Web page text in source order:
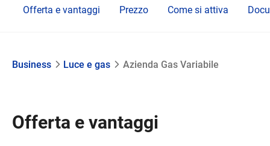
Offerta e vantaggi Prezzo Come si attiva
Business Luce e gas Azienda Gas Variabile
Offerta e vantaggi